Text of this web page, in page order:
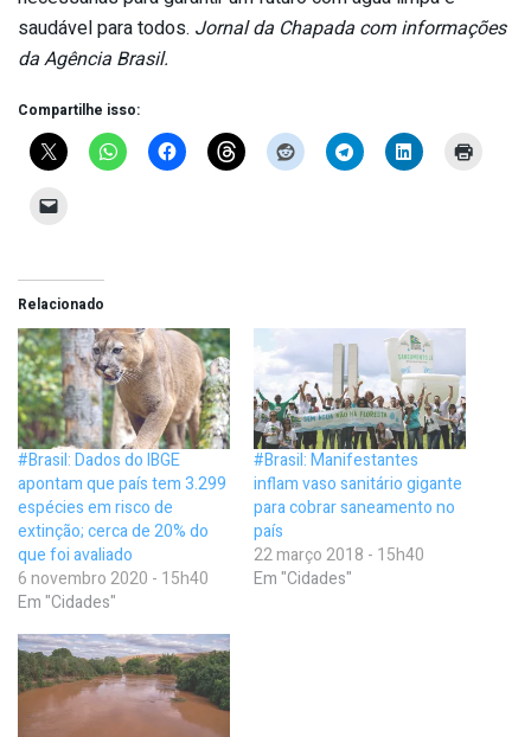
saudável para todos. Jornal da Chapada com informações
da Agência Brasil.
Compartilhe isso:
Relacionado
#Brasil: Dados do IBGE
apontam que país tem 3.299
espécies em risco de
extinção; cerca de 20% do
que foi avaliado
6 novembro 2020 - 15h40
Em "Cidades"
#Brasil: Manifestantes
inflam vaso sanitário gigante
para cobrar saneamento no
país
22 março 2018 - 15h40
Em "Cidades"